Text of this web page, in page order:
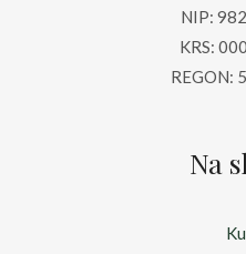
NIP:
KRS:
REGON:
Na